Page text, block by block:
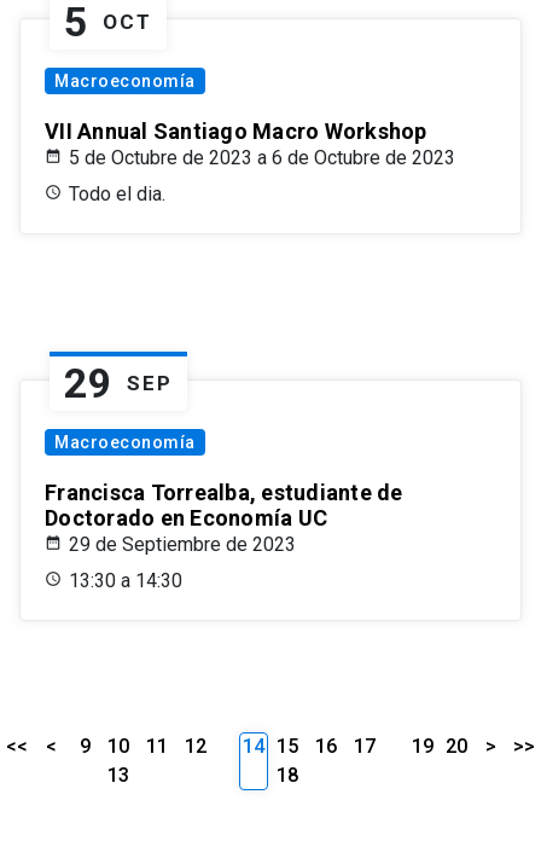
5 OCT
Macroeconomía
VII Annual Santiago Macro Workshop
5 de Octubre de 2023 a 6 de Octubre de 2023
Todo el dia.
29 SEP
Macroeconomía
Francisca Torrealba, estudiante de
Doctorado en Economía UC
29 de Septiembre de 2023
13:30 a 14:30
<< < 9 10 11
12
13
14 15 16
17
18
19 20 > >>